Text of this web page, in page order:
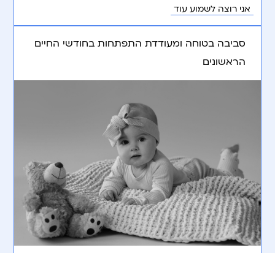
אני רוצה לשמוע עוד
סביבה בטוחה ומעודדת התפתחות בחודשי החיים
הראשונים